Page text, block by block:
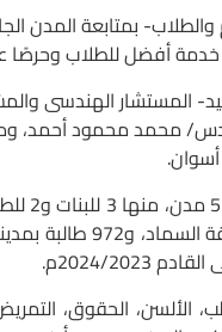
بمتابعة المدن
خدمة أفضل للطلاب
المستشار الهندسى
محمد محمود أحمد،
وأكّد
2023م.
أكثر من 600طالبة لكليات(